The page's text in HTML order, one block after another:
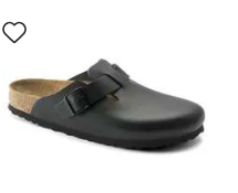
sur
les
échantillons
de
couleurs
modifiera